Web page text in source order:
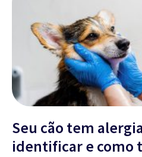
Seu cão tem
identificar e como